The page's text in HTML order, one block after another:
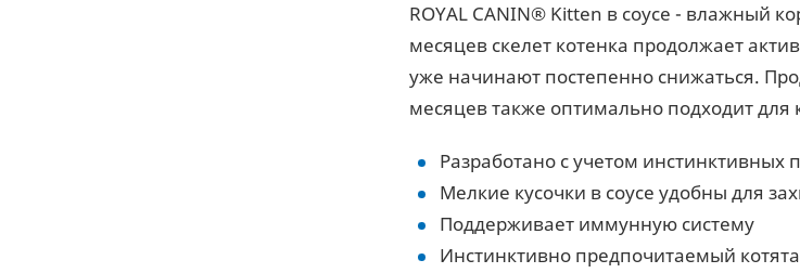
ROYAL CANIN® Kitten в соусе - влажный
месяцев скелет котенка продолжает
уже начинают постепенно снижаться.
месяцев также оптимально подходит
Разработано с учетом инстинктивных
Мелкие кусочки в соусе удобны для
Поддерживает иммунную систему
Инстинктивно предпочитаемый